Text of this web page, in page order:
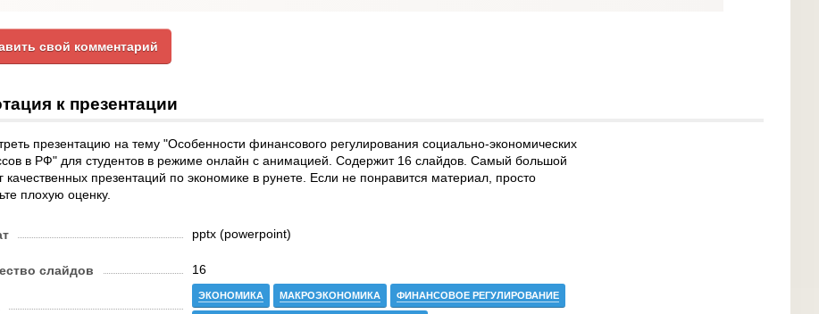
свой комментарий
к презентации
презентацию на тему "Особенности финансового регулирования социально-экономических
в РФ" для студентов в режиме онлайн с анимацией. Содержит 16 слайдов. Самый большой
качественных презентаций по экономике в рунете. Если не понравится материал, просто
плохую оценку.
pptx (powerpoint)
слайдов 16
ЭКОНОМИКА МАКРОЭКОНОМИКА ФИНАНСОВОЕ РЕГУЛИРОВАНИЕ